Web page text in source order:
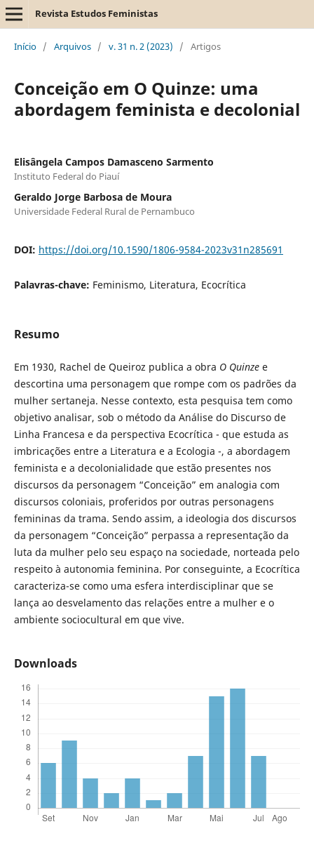
Revista Estudos Feministas
Início / Arquivos / v. 31 n. 2 (2023) / Artigos
Conceição em O Quinze: uma
abordagem feminista e decolonial
Elisângela Campos Damasceno Sarmento
Instituto Federal do Piauí
Geraldo Jorge Barbosa de Moura
Universidade Federal Rural de Pernambuco
DOI: https://doi.org/10.1590/1806-9584-2023v31n285691
Palavras-chave: Feminismo, Literatura, Ecocrítica
Resumo
Em 1930, Rachel de Queiroz publica a obra O Quinze e
descortina uma personagem que rompe com os padrões da
mulher sertaneja. Nesse contexto, esta pesquisa tem como
objetivo analisar, sob o método da Análise do Discurso de
Linha Francesa e da perspectiva Ecocrítica - que estuda as
imbricações entre a Literatura e a Ecologia -, a abordagem
feminista e a decolonialidade que estão presentes nos
discursos da personagem “Conceição” em analogia com
discursos coloniais, proferidos por outras personagens
femininas da trama. Sendo assim, a ideologia dos discursos
da personagem “Conceição” perpassa a representação da
luta da mulher pelo seu espaço na sociedade, norteada pelo
respeito à autonomia feminina. Por conseguinte, a Ecocrítica
caracteriza-se como uma esfera interdisciplinar que se
lança ao desvelamento das relações entre a mulher e o
ambiente sociocultural em que vive.
Downloads